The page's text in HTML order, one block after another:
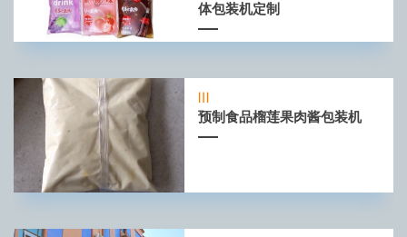
体包装机定制
预制食品榴莲果肉酱包装机